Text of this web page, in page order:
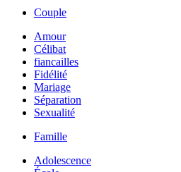
Couple
Amour
Célibat
fiancailles
Fidélité
Mariage
Séparation
Sexualité
Famille
Adolescence